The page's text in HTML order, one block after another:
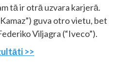
tā ir otrā uzvara karjerā.
guva otro vietu, bet
Viljagra (“Iveco”).
>>